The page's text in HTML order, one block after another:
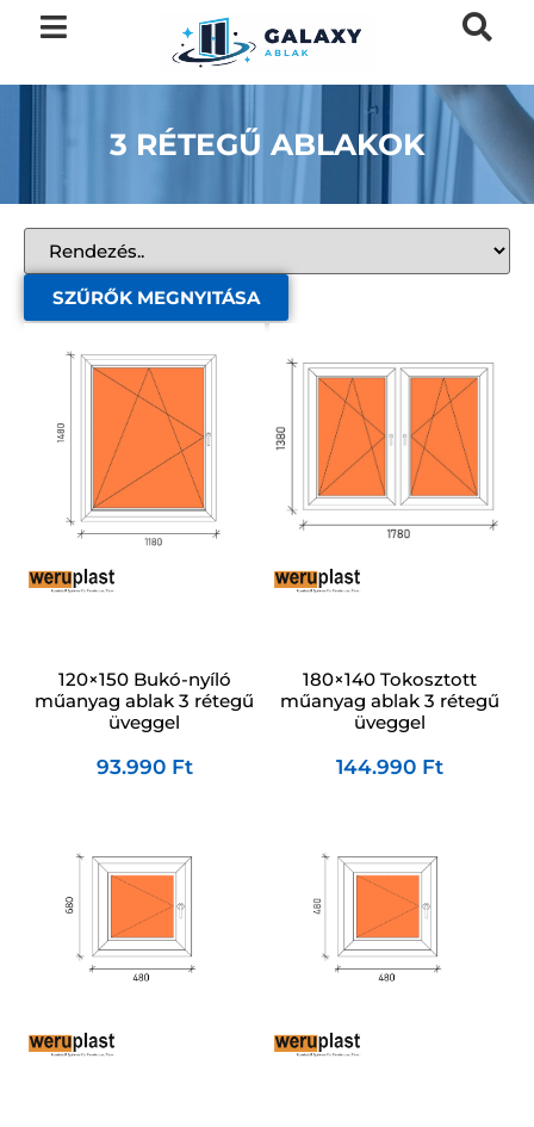
3 RÉTEGŰ ABLAKOK
SZŰRŐK MEGNYITÁSA
120×150 Bukó-nyíló
műanyag ablak 3 rétegű
üveggel
93.990 Ft
180×140 Tokosztott
műanyag ablak 3 rétegű
üveggel
144.990 Ft